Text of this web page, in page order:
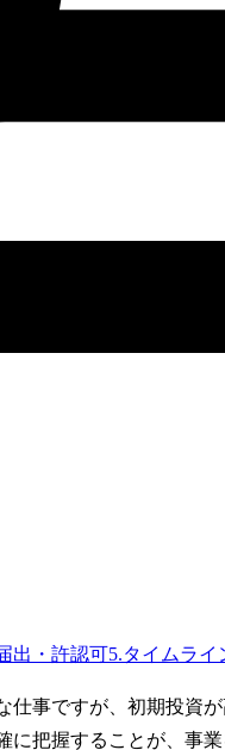
出・許認可5.タイムライ
仕事ですが、初期投資
に把握することが、事